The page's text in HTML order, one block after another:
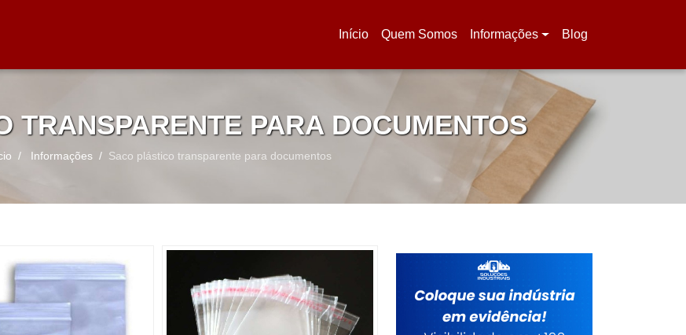
Início
(current)
Quem Somos Informações Blog
TRANSPARENTE PARA DOCUMENTOS
Informações Saco plástico transparente para documentos